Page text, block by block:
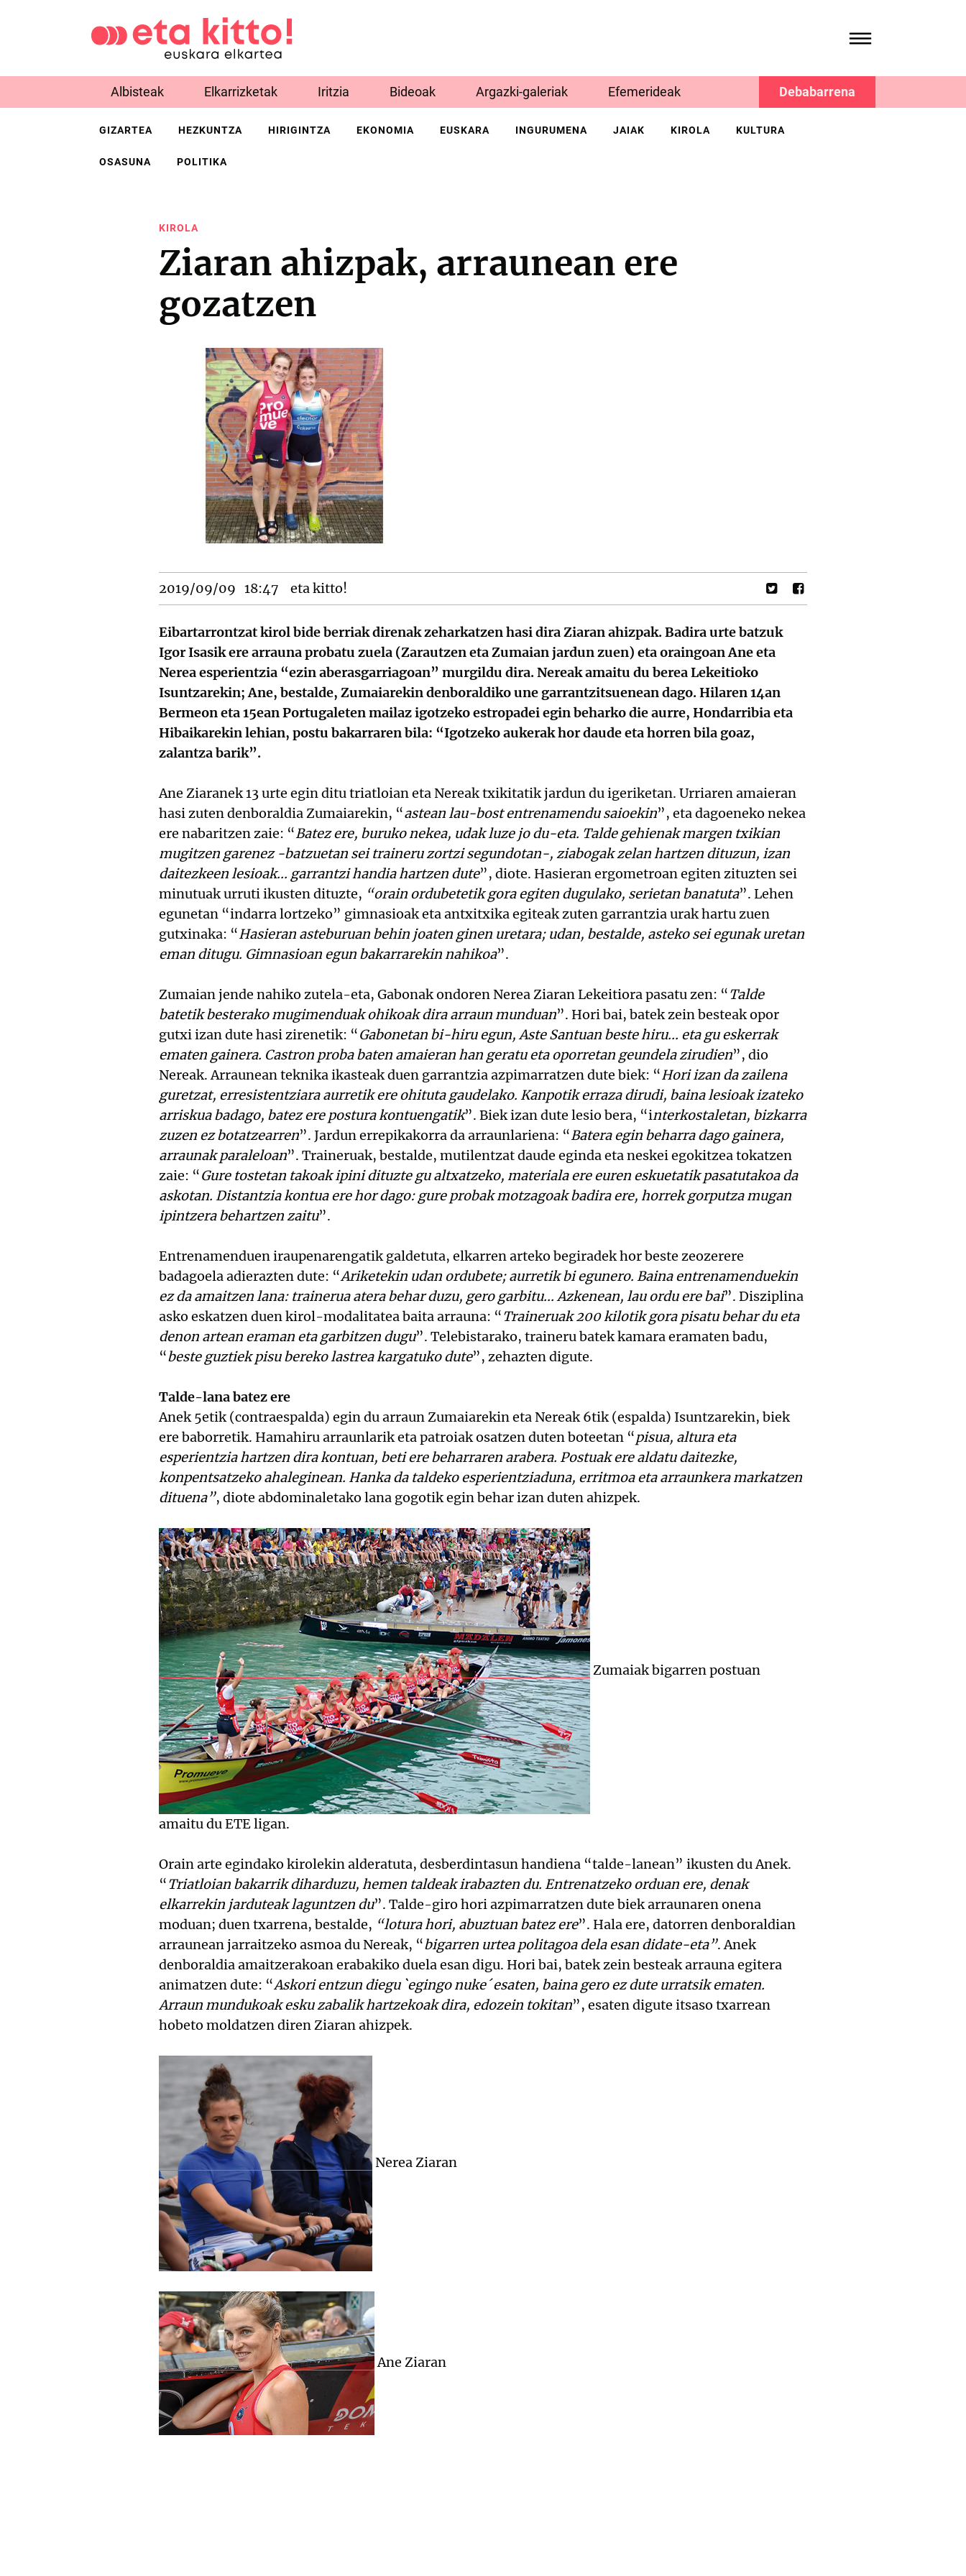
Albisteak Elkarrizketak Iritzia Bideoak Argazki-galeriak Efemerideak Debabarrena
GIZARTEA HEZKUNTZA HIRIGINTZA EKONOMIA EUSKARA INGURUMENA JAIAK KIROLA KULTURA
OSASUNA POLITIKA
KIROLA
Ziaran ahizpak, arraunean ere
gozatzen
2019/09/09 18:47 eta kitto!
Eibartarrontzat kirol bide berriak direnak zeharkatzen hasi dira Ziaran ahizpak. Badira urte batzuk
Igor Isasik ere arrauna probatu zuela (Zarautzen eta Zumaian jardun zuen) eta oraingoan Ane eta
Nerea esperientzia “ezin aberasgarriagoan” murgildu dira. Nereak amaitu du berea Lekeitioko
Isuntzarekin; Ane, bestalde, Zumaiarekin denboraldiko une garrantzitsuenean dago. Hilaren 14an
Bermeon eta 15ean Portugaleten mailaz igotzeko estropadei egin beharko die aurre, Hondarribia eta
Hibaikarekin lehian, postu bakarraren bila: “Igotzeko aukerak hor daude eta horren bila goaz,
zalantza barik”.
Ane Ziaranek 13 urte egin ditu triatloian eta Nereak txikitatik jardun du igeriketan. Urriaren amaieran
hasi zuten denboraldia Zumaiarekin, “astean lau-bost entrenamendu saioekin”, eta dagoeneko nekea
ere nabaritzen zaie: “Batez ere, buruko nekea, udak luze jo du-eta. Talde gehienak margen txikian
mugitzen garenez -batzuetan sei traineru zortzi segundotan-, ziabogak zelan hartzen dituzun, izan
daitezkeen lesioak... garrantzi handia hartzen dute”, diote. Hasieran ergometroan egiten zituzten sei
minutuak urruti ikusten dituzte, “orain ordubetetik gora egiten dugulako, serietan banatuta”. Lehen
egunetan “indarra lortzeko” gimnasioak eta antxitxika egiteak zuten garrantzia urak hartu zuen
gutxinaka: “Hasieran asteburuan behin joaten ginen uretara; udan, bestalde, asteko sei egunak uretan
eman ditugu. Gimnasioan egun bakarrarekin nahikoa”.
Zumaian jende nahiko zutela-eta, Gabonak ondoren Nerea Ziaran Lekeitiora pasatu zen: “Talde
batetik besterako mugimenduak ohikoak dira arraun munduan”. Hori bai, batek zein besteak opor
gutxi izan dute hasi zirenetik: “Gabonetan bi-hiru egun, Aste Santuan beste hiru... eta gu eskerrak
ematen gainera. Castron proba baten amaieran han geratu eta oporretan geundela zirudien”, dio
Nereak. Arraunean teknika ikasteak duen garrantzia azpimarratzen dute biek: “Hori izan da zailena
guretzat, erresistentziara aurretik ere ohituta gaudelako. Kanpotik erraza dirudi, baina lesioak izateko
arriskua badago, batez ere postura kontuengatik”. Biek izan dute lesio bera, “interkostaletan, bizkarra
zuzen ez botatzearren”. Jardun errepikakorra da arraunlariena: “Batera egin beharra dago gainera,
arraunak paraleloan”. Traineruak, bestalde, mutilentzat daude eginda eta neskei egokitzea tokatzen
zaie: “Gure tostetan takoak ipini dituzte gu altxatzeko, materiala ere euren eskuetatik pasatutakoa da
askotan. Distantzia kontua ere hor dago: gure probak motzagoak badira ere, horrek gorputza mugan
ipintzera behartzen zaitu”.
Entrenamenduen iraupenarengatik galdetuta, elkarren arteko begiradek hor beste zeozerere
badagoela adierazten dute: “Ariketekin udan ordubete; aurretik bi egunero. Baina entrenamenduekin
ez da amaitzen lana: trainerua atera behar duzu, gero garbitu... Azkenean, lau ordu ere bai”. Disziplina
asko eskatzen duen kirol-modalitatea baita arrauna: “Traineruak 200 kilotik gora pisatu behar du eta
denon artean eraman eta garbitzen dugu”. Telebistarako, traineru batek kamara eramaten badu,
“beste guztiek pisu bereko lastrea kargatuko dute”, zehazten digute.
Talde-lana batez ere
Anek 5etik (contraespalda) egin du arraun Zumaiarekin eta Nereak 6tik (espalda) Isuntzarekin, biek
ere baborretik. Hamahiru arraunlarik eta patroiak osatzen duten boteetan “pisua, altura eta
esperientzia hartzen dira kontuan, beti ere beharraren arabera. Postuak ere aldatu daitezke,
konpentsatzeko ahaleginean. Hanka da taldeko esperientziaduna, erritmoa eta arraunkera markatzen
dituena”, diote abdominaletako lana gogotik egin behar izan duten ahizpek.
Zumaiak bigarren postuan
amaitu du ETE ligan.
Orain arte egindako kirolekin alderatuta, desberdintasun handiena “talde-lanean” ikusten du Anek.
“Triatloian bakarrik diharduzu, hemen taldeak irabazten du. Entrenatzeko orduan ere, denak
elkarrekin jarduteak laguntzen du”. Talde-giro hori azpimarratzen dute biek arraunaren onena
moduan; duen txarrena, bestalde, “lotura hori, abuztuan batez ere”. Hala ere, datorren denboraldian
arraunean jarraitzeko asmoa du Nereak, “bigarren urtea politagoa dela esan didate-eta”. Anek
denboraldia amaitzerakoan erabakiko duela esan digu. Hori bai, batek zein besteak arrauna egitera
animatzen dute: “Askori entzun diegu `egingo nuke´ esaten, baina gero ez dute urratsik ematen.
Arraun mundukoak esku zabalik hartzekoak dira, edozein tokitan”, esaten digute itsaso txarrean
hobeto moldatzen diren Ziaran ahizpek.
Nerea Ziaran
Ane Ziaran